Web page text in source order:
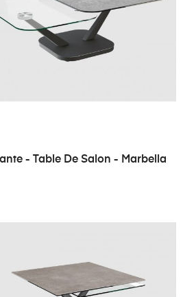
- Table De Salon - Marbella